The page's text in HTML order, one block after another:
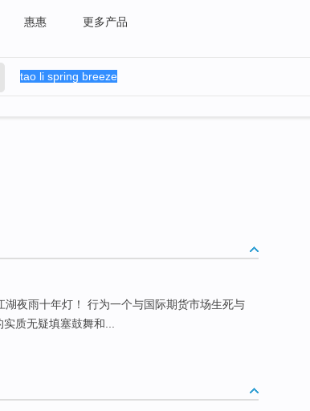
惠惠 更多产品
湖夜雨十年灯！ 行为一个与国际期货市场生死与
质无疑填塞鼓舞和...